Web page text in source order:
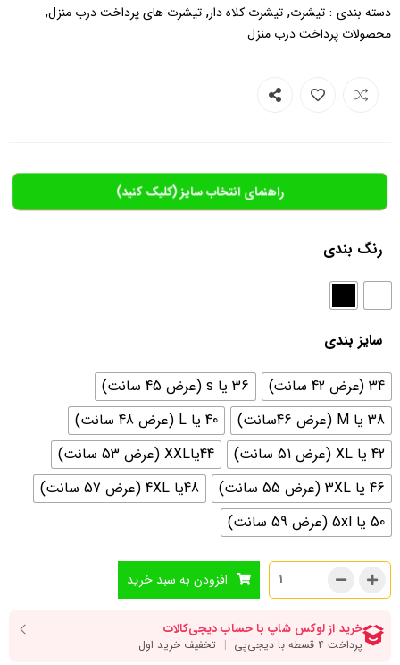
دسته بندی : تیشرت, تیشرت کلاه دار, تیشرت های پرداخت درب منزل,
محصولات پرداخت درب منزل
راهنمای انتخاب سایز (کلیک کنید)
رنگ بندی
سایز بندی
34 (عرض 42 سانت)
36 یا s (عرض 45 سانت)
38 یا M (عرض 46سانت)
40 یا L (عرض 48 سانت)
42 یا XL (عرض 51 سانت)
44یاXXL (عرض 53 سانت)
46 یا 3XL (عرض 55 سانت)
48یا 4XL (عرض 57 سانت)
50 یا 5xl (عرض 59 سانت)
افزودن به سبد خرید